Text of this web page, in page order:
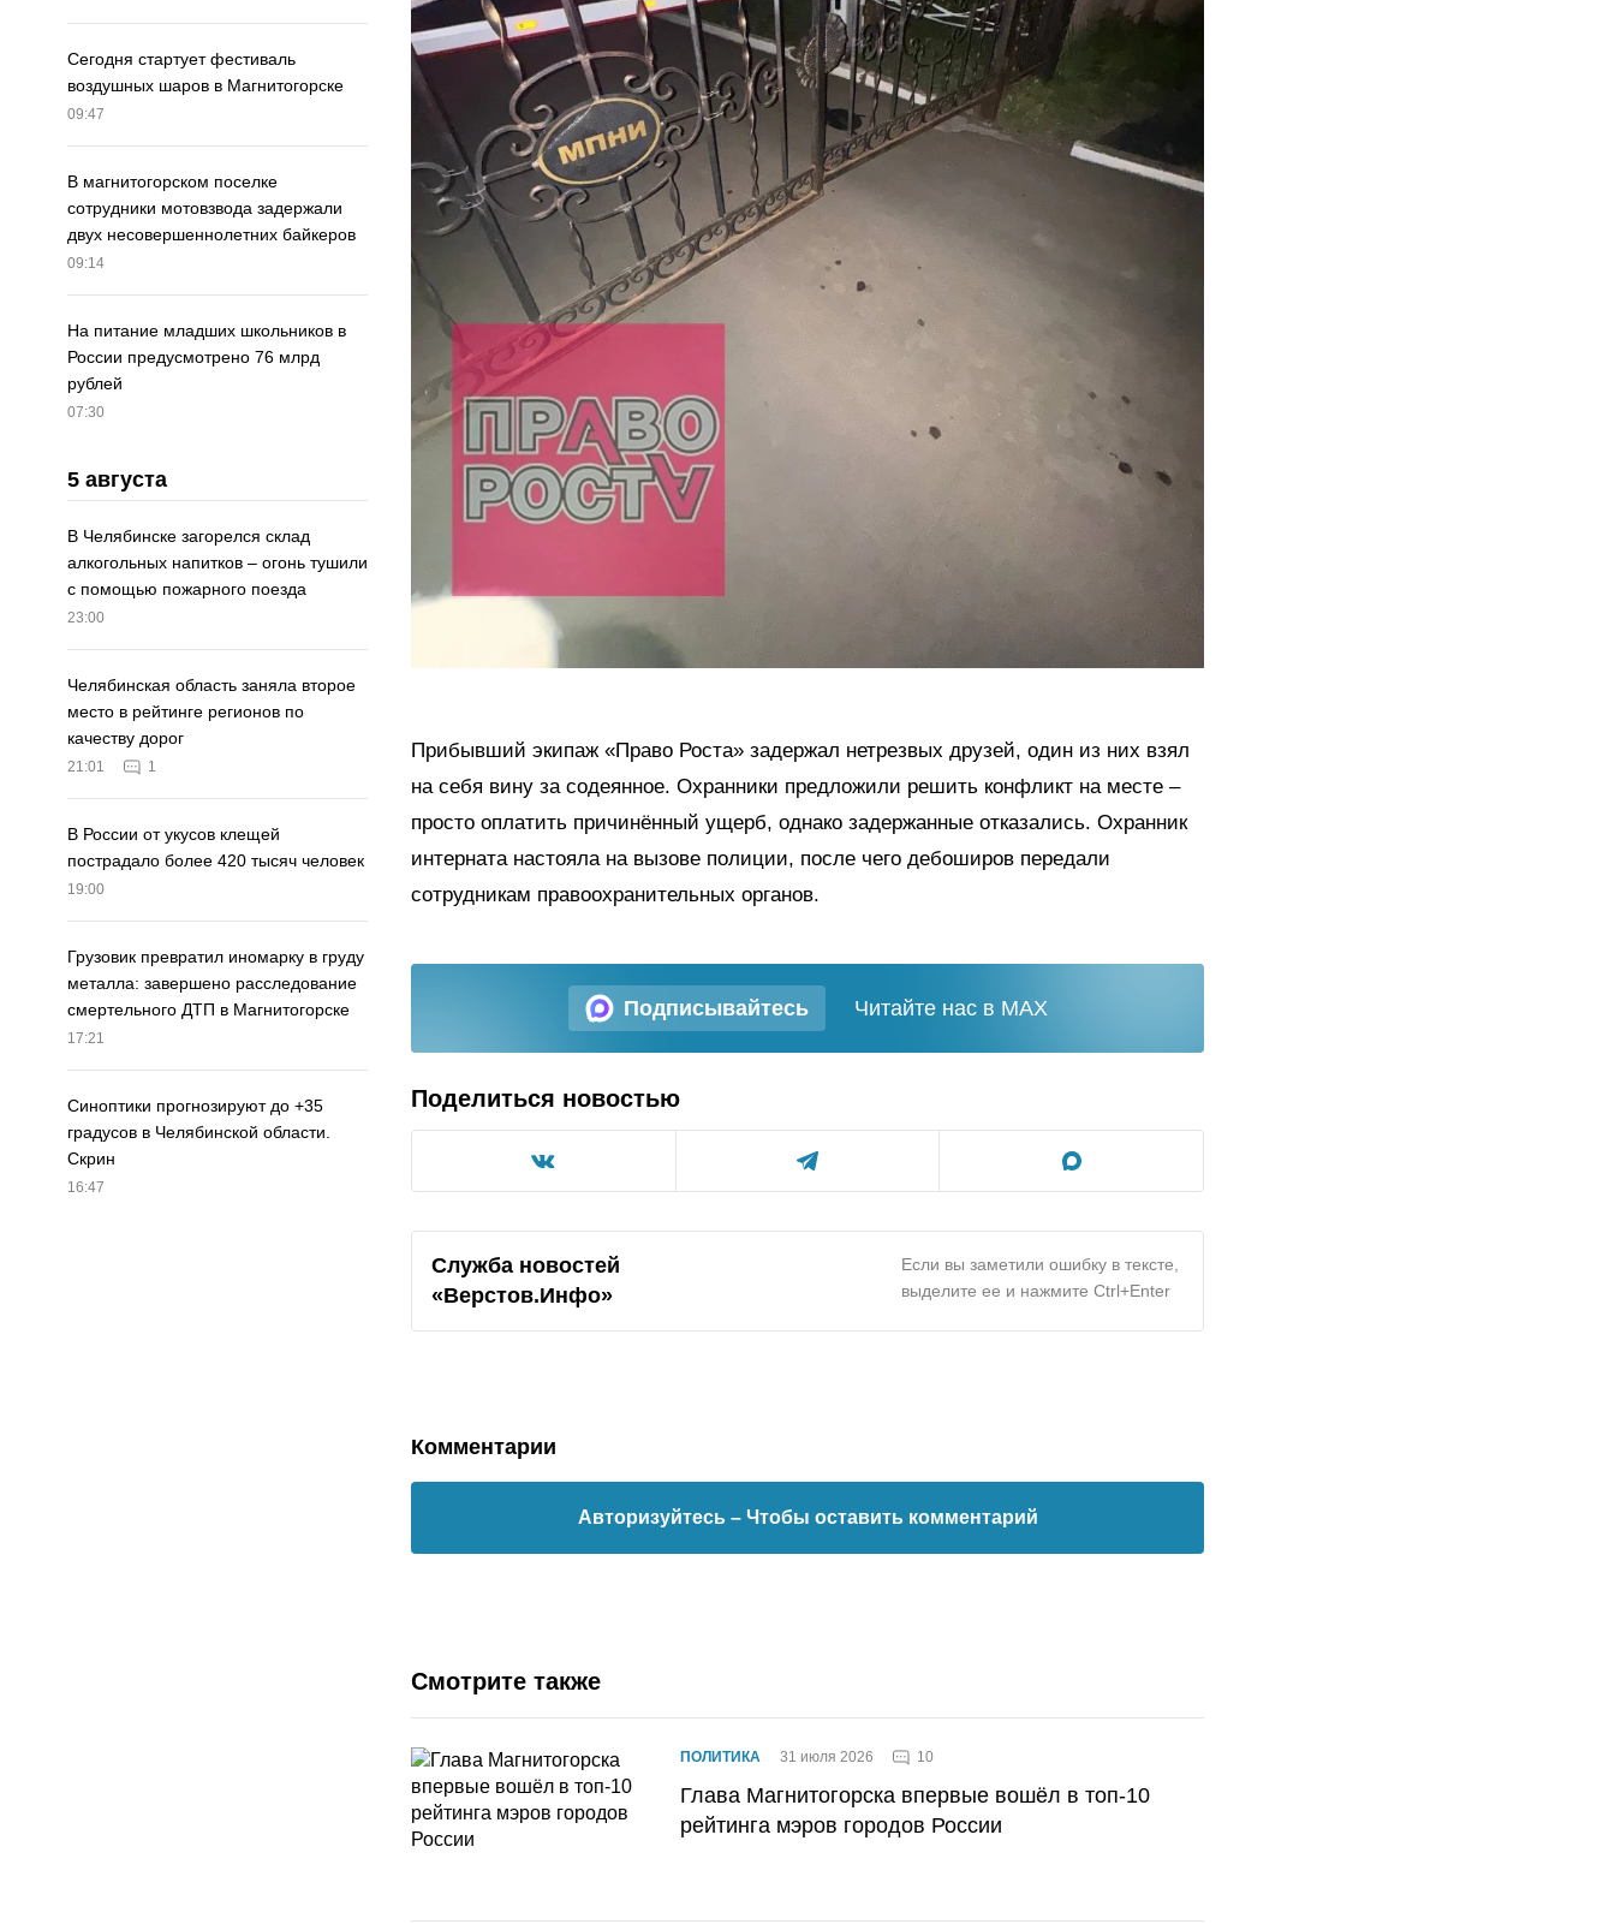
Сегодня стартует фестиваль
воздушных шаров в Магнитогорске
09:47
В магнитогорском поселке
сотрудники мотовзвода задержали
двух несовершеннолетних байкеров
09:14
На питание младших школьников в
России предусмотрено 76 млрд
рублей
07:30
5 августа
В Челябинске загорелся склад
алкогольных напитков – огонь тушили
с помощью пожарного поезда
23:00
Челябинская область заняла второе
место в рейтинге регионов по
качеству дорог
21:01 1
В России от укусов клещей
пострадало более 420 тысяч человек
19:00
Грузовик превратил иномарку в груду
металла: завершено расследование
смертельного ДТП в Магнитогорске
17:21
Синоптики прогнозируют до +35
градусов в Челябинской области.
Скрин
16:47
Прибывший экипаж «Право Роста» задержал нетрезвых друзей, один из них взял
на себя вину за содеянное. Охранники предложили решить конфликт на месте –
просто оплатить причинённый ущерб, однако задержанные отказались. Охранник
интерната настояла на вызове полиции, после чего дебоширов передали
сотрудникам правоохранительных органов.
Подписывайтесь Читайте нас в MAX
Поделиться новостью
Служба новостей
«Верстов.Инфо»
Если вы заметили ошибку в тексте,
выделите ее и нажмите Ctrl+Enter
Комментарии
Авторизуйтесь – Чтобы оставить комментарий
Смотрите также
ПОЛИТИКА 31 июля 2026 10
Глава Магнитогорска впервые вошёл в топ-10
рейтинга мэров городов России